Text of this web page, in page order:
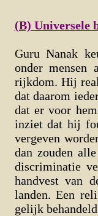
(B) Universele
Guru Nanak
onder mensen
rijkdom. Hij
dat daarom
dat er voor
inziet dat hij
vergeven
dan zouden
discriminatie
handvest van
landen. Een
gelijk